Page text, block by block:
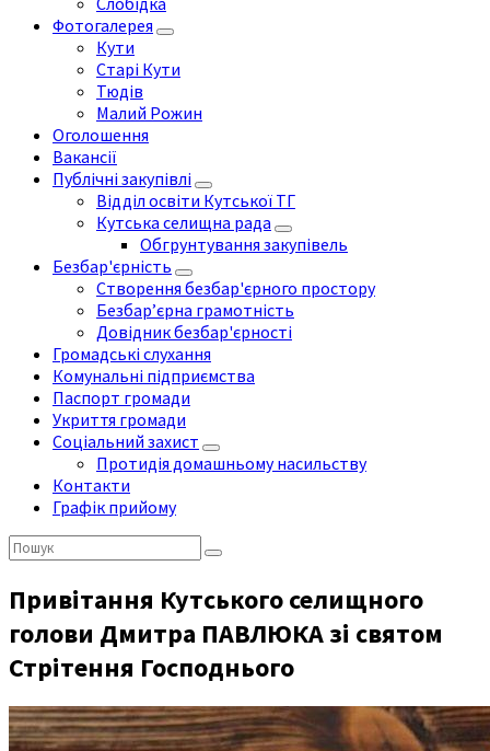
Фотогалерея
Кути
Старі Кути
Тюдів
Малий Рожин
Оголошення
Вакансії
Публічні закупівлі
Відділ освіти Кутської ТГ
Кутська селищна рада
Обгрунтування закупівель
Безбар'єрність
Створення безбар'єрного простору
Безбар’єрна грамотність
Довідник безбар'єрності
Громадські слухання
Комунальні підприємства
Паспорт громади
Укриття громади
Соціальний захист
Протидія домашньому насильству
Контакти
Графік прийому
Пошук:
Привітання Кутського селищного
голови Дмитра ПАВЛЮКА зі святом
Стрітення Господнього